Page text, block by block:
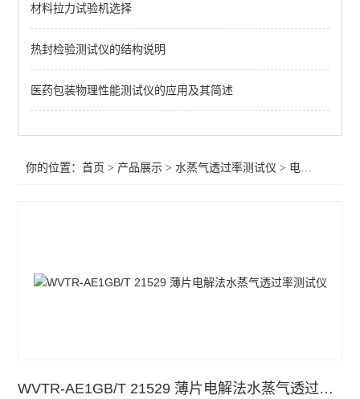
材料拉力试验机选择
热封检验测试仪的结构说明
医药包装物理性能测试仪的应用及其简述
你的位置：首页 > 产品展示 >水蒸气透过率测试仪 > 电解法透湿性测试仪
WVTR-AE1GB/T 21529 薄片电解法水蒸气透过率测试仪